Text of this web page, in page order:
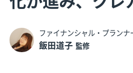
ファイナンシャル・プランナ
飯田道子 監修